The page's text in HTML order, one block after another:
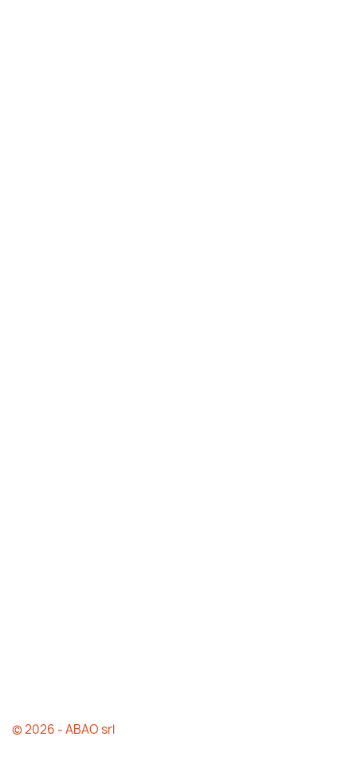
© 2026 - ABAO srl